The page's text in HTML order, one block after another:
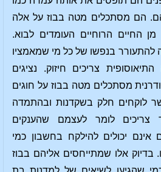
הם מסתכלים מטה בבוז על אלה
החיים הרוחיים העומדים לבוא.
להתעורר בנפשו של כל מי שמאמציו
צריכים חיזוק. נציגים
מסתכלים מטה בבוז על חוגים
לוקחים חלק בשקדנות ובהתמדה
צריכים לומר לעצמם שהענקים
אינם יכולים להילקח בחשבון כמי
בדיוק אלו שמתייחסים אליהם בבוז